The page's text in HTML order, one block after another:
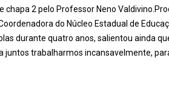
chapa 2 pelo Professor Neno
do Núcleo Estadual de
durante quatro anos, salientou ainda
juntos trabalharmos incansavelmente,